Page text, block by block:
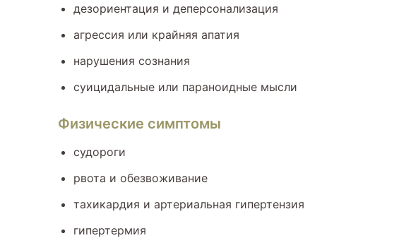
дезориентация и деперсонализация
агрессия или крайняя апатия
нарушения сознания
суицидальные или параноидные мысли
Физические симптомы
судороги
рвота и обезвоживание
тахикардия и артериальная гипертензия
гипертермия